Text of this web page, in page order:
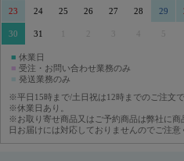
23 24 25 26 27 28 29
30 31 3 5
■ 休業日
■ 受注・お問い合わせ業務のみ
■ 発送業務のみ
※平日15時まで/土日祝は12時までのご注文で
※休業日あり。
※お取り寄せ商品又はご予約商品は弊社に商
日お届けには対応しておりませんのでご注意